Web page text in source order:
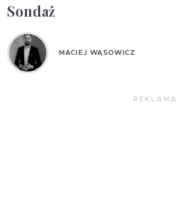
Sondaż
MACIEJ WĄSOWICZ
REKLAMA